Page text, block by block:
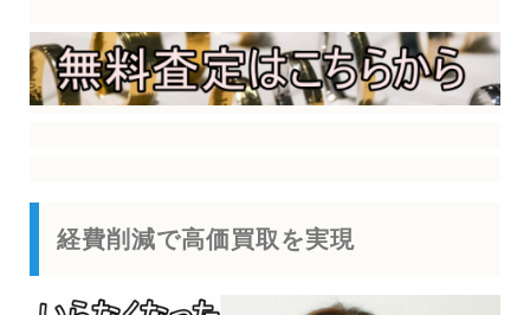
経費削減で高価買取を実現